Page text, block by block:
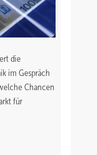
die
im Gespräch
Chancen
für